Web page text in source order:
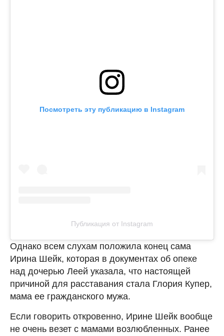
Посмотреть эту публикацию в Instagram
Публикация от Instagram
Однако всем слухам положила конец сама
Ирина Шейк, которая в документах об опеке
над дочерью Леей указала, что настоящей
причиной для расставания стала Глория Купер,
мама ее гражданского мужа.
Если говорить откровенно, Ирине Шейк вообще
не очень везет с мамами возлюбленных. Ранее